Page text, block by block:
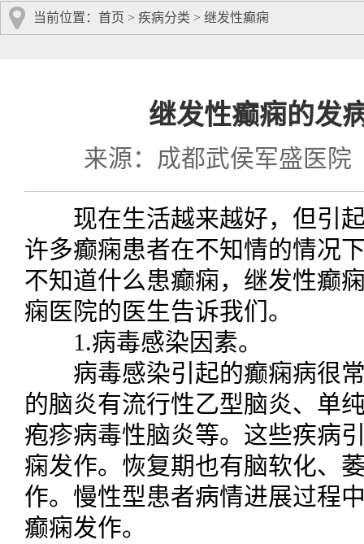
当前位置： 首页 > 疾病分类 > 继发性癫痫
继发性癫痫的发
来源：成都武侯军盛医
现在生活越来越好，但引起
许多癫痫患者在不知情的情况
不知道什么患癫痫，继发性癫
痫医院的医生告诉我们。
1.病毒感染因素。
病毒感染引起的癫痫病很常
的脑炎有流行性乙型脑炎、单
疱疹病毒性脑炎等。这些疾病
痫发作。恢复期也有脑软化、
作。慢性型患者病情进展过程
癫痫发作。